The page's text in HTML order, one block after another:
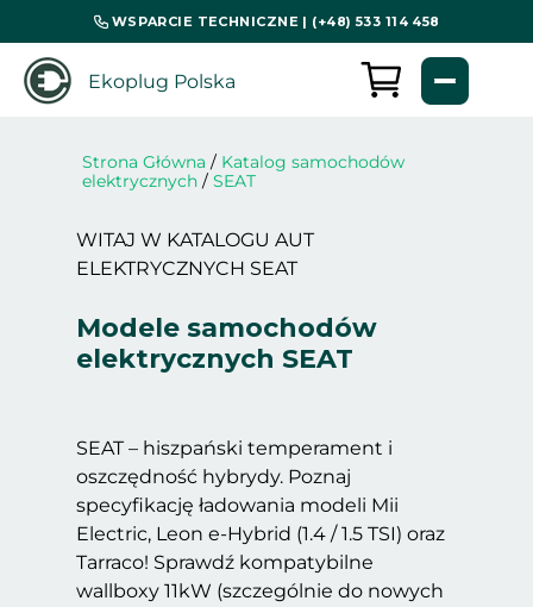
WSPARCIE TECHNICZNE | (+48) 533 114 458
Ekoplug Polska
Strona Główna / Katalog samochodów
elektrycznych / SEAT
WITAJ W KATALOGU AUT
ELEKTRYCZNYCH SEAT
Modele samochodów
elektrycznych SEAT
SEAT – hiszpański temperament i
oszczędność hybrydy. Poznaj
specyfikację ładowania modeli Mii
Electric, Leon e-Hybrid (1.4 / 1.5 TSI) oraz
Tarraco! Sprawdź kompatybilne
wallboxy 11kW (szczególnie do nowych